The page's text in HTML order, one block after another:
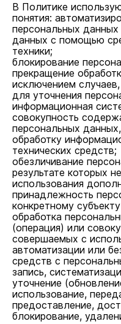
В Политике
понятия:
персональных
данных с помощью
техники;
блокирование
прекращение
исключением
для уточнения
информационная
совокупность
персональных
обработку
технических средств;
обезличивание
результате которых
использования
принадлежность
конкретному
обработка
(операция) или
совершаемых с
автоматизации или
средств с
запись,
уточнение
использование,
предоставление,
блокирование,